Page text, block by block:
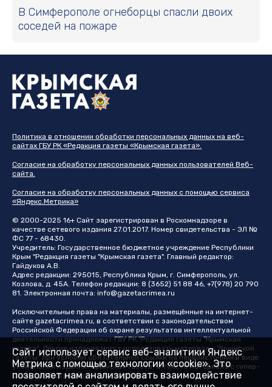
В Симферополе огнеборцы спасли двоих
соседей на пожаре
Политика в отношении обработки персональных данных на веб-
сайтах ГБУ РК «Редакция газеты «Крымская газета».
Согласие на обработку персональных данных пользователей Веб-
сайта.
Согласие на обработку персональных данных с помощью сервиса
«Яндекс.Метрика»
© 2000-2025 16+ Сайт зарегистрирован в Роскомнадзоре в
качестве сетевого издания 27.01.2017. Номер свидетельства - ЭЛ №
ФС 77 - 68430.
Учредитель: Государственное бюджетное учреждение Республики
Крым "Редакция газеты "Крымская газета". Главный редактор:
Гайдуков А.В.
Адрес редакции: 295015, Республика Крым, г. Симферополь, ул.
Козлова, д. 45А. Телефон редакции: 8 (3652) 51 88 46, +7(978) 20 790
81. Электронная почта: info@gazetacrimea.ru
Исключительные права на материалы, размещённые на интернет-
сайте gazetacrimea.ru, в соответствии с законодательством
Российской Федерации об охране результатов интеллектуальной
деятельности принадлежат ГБУ РК "Редакция газеты "Крымская
газета". Другие издания могут использовать материалы "Крымской
газеты" при условии обязательной ссылки на первоисточник в виде
упоминания издания "Крымская газета" в тексте материала с гипер-
ссылкой на страницу-первоисточник
Сайт использует сервис веб-аналитики Яндекс
Метрика с помощью технологии «cookie». Это
позволяет нам анализировать взаимодействие